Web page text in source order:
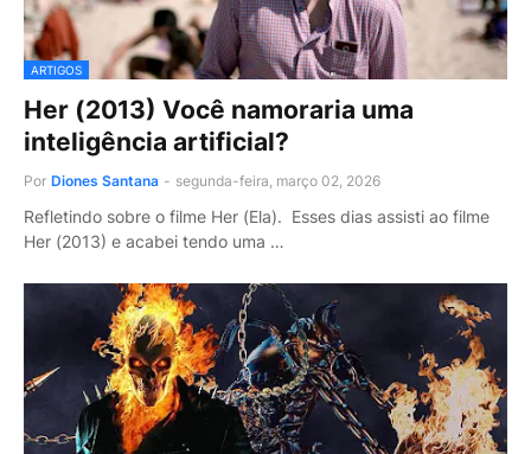
ARTIGOS
Her (2013) Você namoraria uma
inteligência artificial?
Por Diones Santana - segunda-feira, março 02, 2026
Refletindo sobre o filme Her (Ela). Esses dias assisti ao filme
Her (2013) e acabei tendo uma …